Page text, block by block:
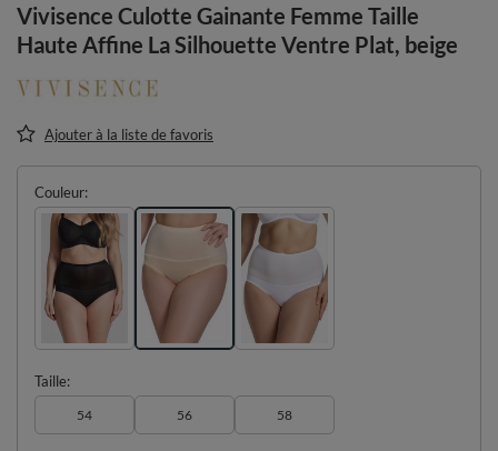
Vivisence Culotte Gainante Femme Taille
Haute Affine La Silhouette Ventre Plat, beige
Ajouter à la liste de favoris
Couleur
Taille
54 56 58